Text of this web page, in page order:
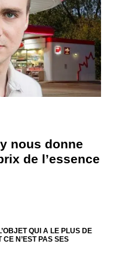
nous donne
de l’essence
QUI A LE PLUS DE
N’EST PAS SES